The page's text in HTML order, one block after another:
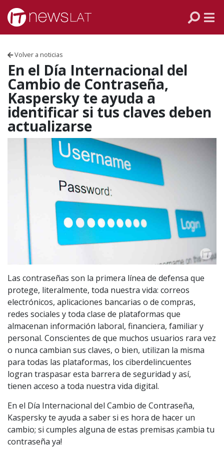
Skip to content
Volver a noticias
En el Día Internacional del
Cambio de Contraseña,
Kaspersky te ayuda a
identificar si tus claves deben
actualizarse
Las contraseñas son la primera línea de defensa que
protege, literalmente, toda nuestra vida: correos
electrónicos, aplicaciones bancarias o de compras,
redes sociales y toda clase de plataformas que
almacenan información laboral, financiera, familiar y
personal. Conscientes de que muchos usuarios rara vez
o nunca cambian sus claves, o bien, utilizan la misma
para todas las plataformas, los ciberdelincuentes
logran traspasar esta barrera de seguridad y así,
tienen acceso a toda nuestra vida digital.
En el Día Internacional del Cambio de Contraseña,
Kaspersky te ayuda a saber si es hora de hacer un
cambio; si cumples alguna de estas premisas ¡cambia tu
contraseña ya!
VENEZUELA
ECUADOR
PERÚ
CHILE
ARGENTINA
MÉXICO